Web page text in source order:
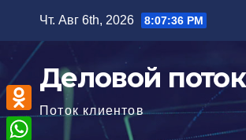
содержимому
Чт. Авг 6th, 2026 8:07:37 PM
Деловой поток
Поток клиентов
O